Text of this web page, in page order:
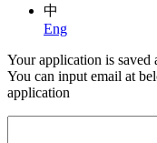
中
Eng
Your application is saved
You can input email at
application